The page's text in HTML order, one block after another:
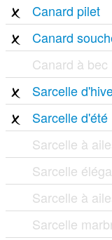
Canard pilet
Canard
Canard à bec
Sarcelle
Sarcelle d'été
Sarcelle à
Sarcelle
Sarcelle à
Sarcelle